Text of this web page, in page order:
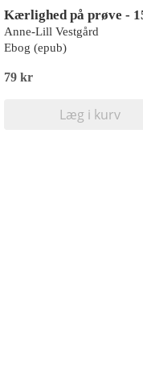
Kærlighed på prøve -
Anne-Lill Vestgård
Ebog (epub)
79 kr
Læg i kurv